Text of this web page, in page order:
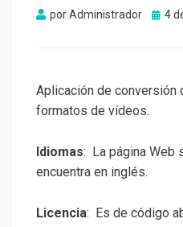
porAdministrador 4
Aplicación de conversión
formatos de vídeos.
Idiomas: La página Web
encuentra en inglés.
Licencia: Es de código